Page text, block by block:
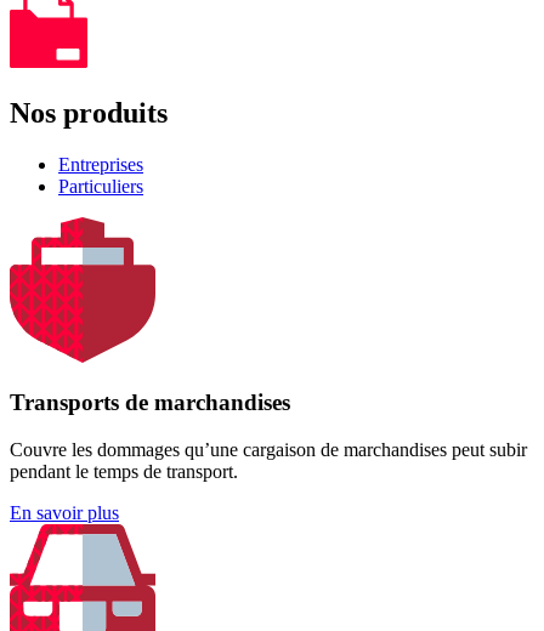
Nos produits
Entreprises
Particuliers
Transports de marchandises
Couvre les dommages qu’une cargaison de marchandises peut subir
pendant le temps de transport.
En savoir plus